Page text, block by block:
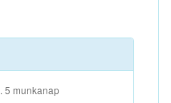
5 munkanap